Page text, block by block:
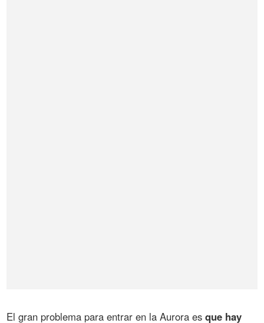
El gran problema para entrar en la Aurora esque hay